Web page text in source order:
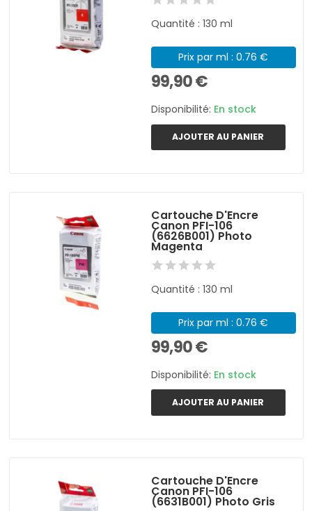
Quantité : 130 ml
Prix par ml : 0.76 €
99,90 €
Disponibilité: En stock
AJOUTER AU PANIER
Cartouche D'Encre
Canon PFI-106
(6626B001) Photo
Magenta
Quantité : 130 ml
Prix par ml : 0.76 €
99,90 €
Disponibilité: En stock
AJOUTER AU PANIER
Cartouche D'Encre
Canon PFI-106
(6631B001) Photo Gris